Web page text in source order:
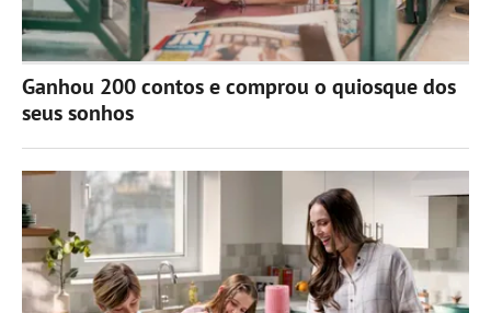
Ganhou 200 contos e comprou o quiosque dos
seus sonhos